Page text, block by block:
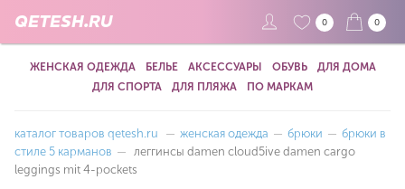
QETESH.RU 0 0
ЖЕНСКАЯ ОДЕЖДА БЕЛЬЕ АКСЕССУАРЫ ОБУВЬ
ДЛЯ ДОМА
ДЛЯ СПОРТА
ДЛЯ ПЛЯЖА ПО МАРКАМ
каталог товаров qetesh.ru — женская одежда — брюки — брюки в
стиле 5 карманов — леггинсы damen cloud5ive damen cargo
leggings mit 4-pockets